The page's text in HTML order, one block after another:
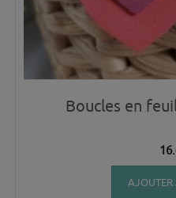
Boucles en
AJOUTER